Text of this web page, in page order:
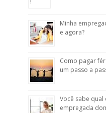
Minha
e agora?
Como pagar
um passo a
Você sabe
empregada